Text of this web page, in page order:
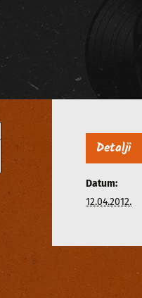
Detalji
Datum:
12.04.2012.